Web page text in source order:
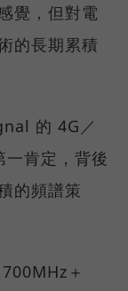
覺，但對電
的長期累積
的 4G／
肯定，背後
的頻譜策
＋